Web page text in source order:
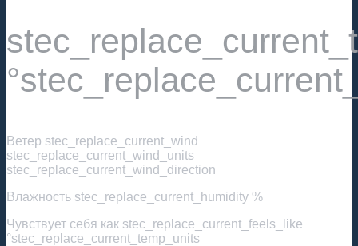
Ветер stec_replace_current_wind
stec_replace_current_wind_units
stec_replace_current_wind_direction
Влажность stec_replace_current_humidity %
Чувствует себя как stec_replace_current_feels_like
°stec_replace_current_temp_units